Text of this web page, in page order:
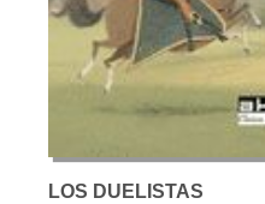
LOS DUELISTAS